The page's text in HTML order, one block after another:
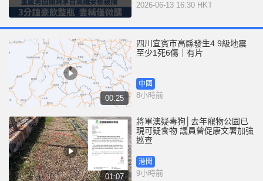
2026-06-13 16:30 HKT
00:25
四川宜賓市高縣發生4.9級地震
至少1死6傷｜有片
中國
8小時前
01:07
將軍澳疑毒狗│去年寵物公園已
現可疑食物 議員曾促康文署加強
巡查
港聞
9小時前